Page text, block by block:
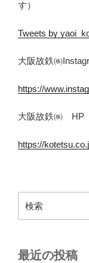
す）
Tweets by
大阪故鉄㈱
https://
大阪故鉄㈱ HP
https://
最近の投稿